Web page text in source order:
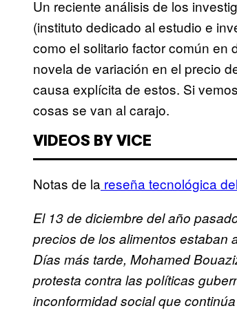
Un reciente análisis de los
(instituto dedicado al estudio e
como el solitario factor común en
novela de variación en el precio
causa explícita de estos. Si
cosas se van al carajo.
VIDEOS BY VICE
Notas de la reseña tecnológica
El 13 de diciembre del año
precios de los alimentos estaban
Días más tarde, Mohamed
protesta contra las políticas
inconformidad social que